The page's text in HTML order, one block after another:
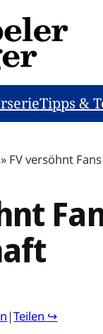
Tipps &
» FV versöhnt
|Teilen ↪